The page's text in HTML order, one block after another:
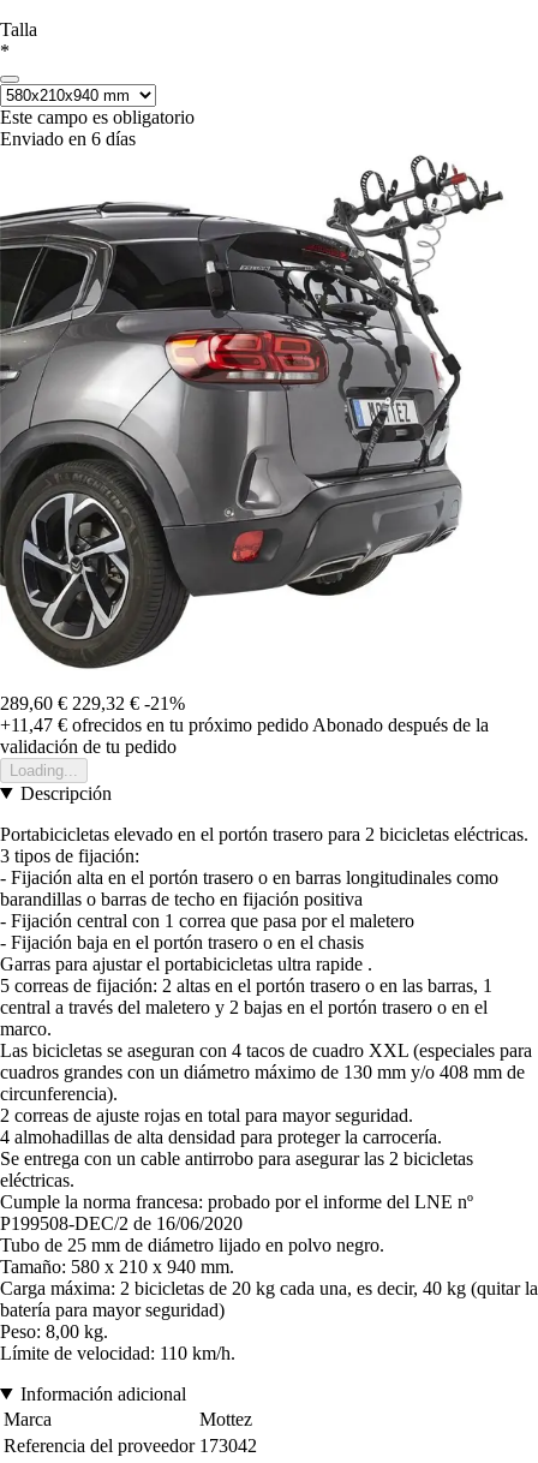
Talla
*
Este campo es obligatorio
Enviado en 6 días
289,60 € 229,32 € -21%
+11,47 € ofrecidos en tu próximo pedido Abonado después de la
validación de tu pedido
Loading...
Descripción
Portabicicletas elevado en el portón trasero para 2 bicicletas eléctricas.
3 tipos de fijación:
- Fijación alta en el portón trasero o en barras longitudinales como
barandillas o barras de techo en fijación positiva
- Fijación central con 1 correa que pasa por el maletero
- Fijación baja en el portón trasero o en el chasis
Garras para ajustar el portabicicletas ultra rapide .
5 correas de fijación: 2 altas en el portón trasero o en las barras, 1
central a través del maletero y 2 bajas en el portón trasero o en el
marco.
Las bicicletas se aseguran con 4 tacos de cuadro XXL (especiales para
cuadros grandes con un diámetro máximo de 130 mm y/o 408 mm de
circunferencia).
2 correas de ajuste rojas en total para mayor seguridad.
4 almohadillas de alta densidad para proteger la carrocería.
Se entrega con un cable antirrobo para asegurar las 2 bicicletas
eléctricas.
Cumple la norma francesa: probado por el informe del LNE nº
P199508-DEC/2 de 16/06/2020
Tubo de 25 mm de diámetro lijado en polvo negro.
Tamaño: 580 x 210 x 940 mm.
Carga máxima: 2 bicicletas de 20 kg cada una, es decir, 40 kg (quitar la
batería para mayor seguridad)
Peso: 8,00 kg.
Límite de velocidad: 110 km/h.
Información adicional
Marca
Mottez
Referencia del proveedor 173042